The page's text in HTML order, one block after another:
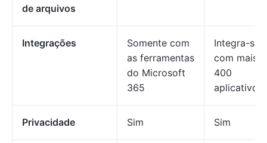
de arquivos
Integrações
Somente com
as ferramentas
do Microsoft
365
Integra-se
com mais
400
aplicativos
Privacidade Sim Sim